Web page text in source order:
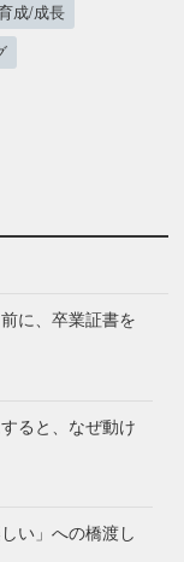
成/成長
に、卒業証書を
ると、なぜ動け
い」への橋渡し